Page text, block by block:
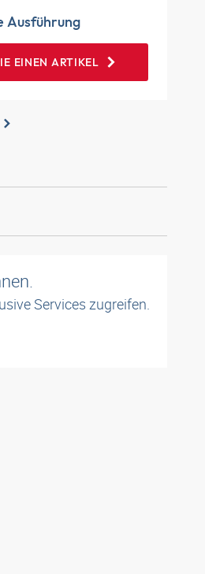
Ausführung
EINEN ARTIKEL
Services zugreifen.